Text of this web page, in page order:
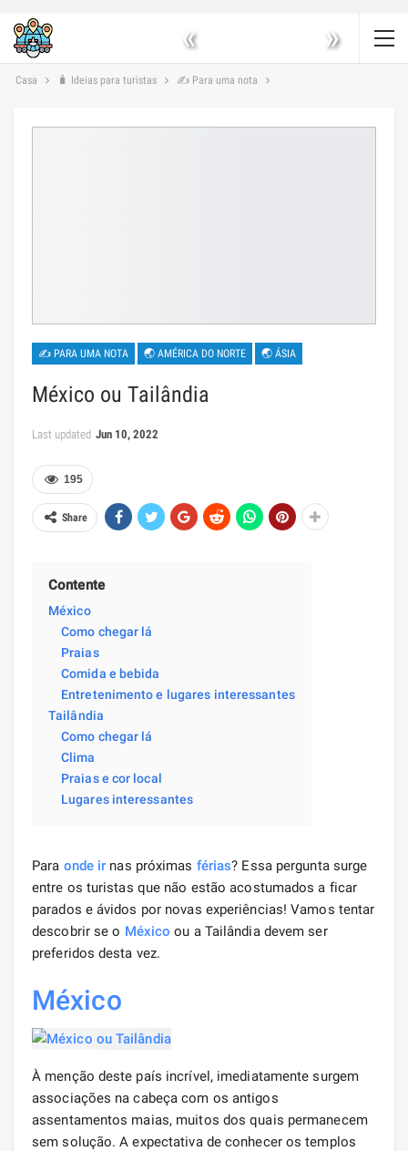
« »
Casa 🧳 Ideias para turistas ✍ Para uma nota
✍ PARA UMA NOTA 🌏 AMÉRICA DO NORTE 🌏 ÁSIA
México ou Tailândia
Last updated Jun 10, 2022
195
Share
Contente
México
Como chegar lá
Praias
Comida e bebida
Entretenimento e lugares interessantes
Tailândia
Como chegar lá
Clima
Praias e cor local
Lugares interessantes
Para onde ir nas próximas férias? Essa pergunta surge
entre os turistas que não estão acostumados a ficar
parados e ávidos por novas experiências! Vamos tentar
descobrir se o México ou a Tailândia devem ser
preferidos desta vez.
México
À menção deste país incrível, imediatamente surgem
associações na cabeça com os antigos
assentamentos maias, muitos dos quais permanecem
sem solução. A expectativa de conhecer os templos